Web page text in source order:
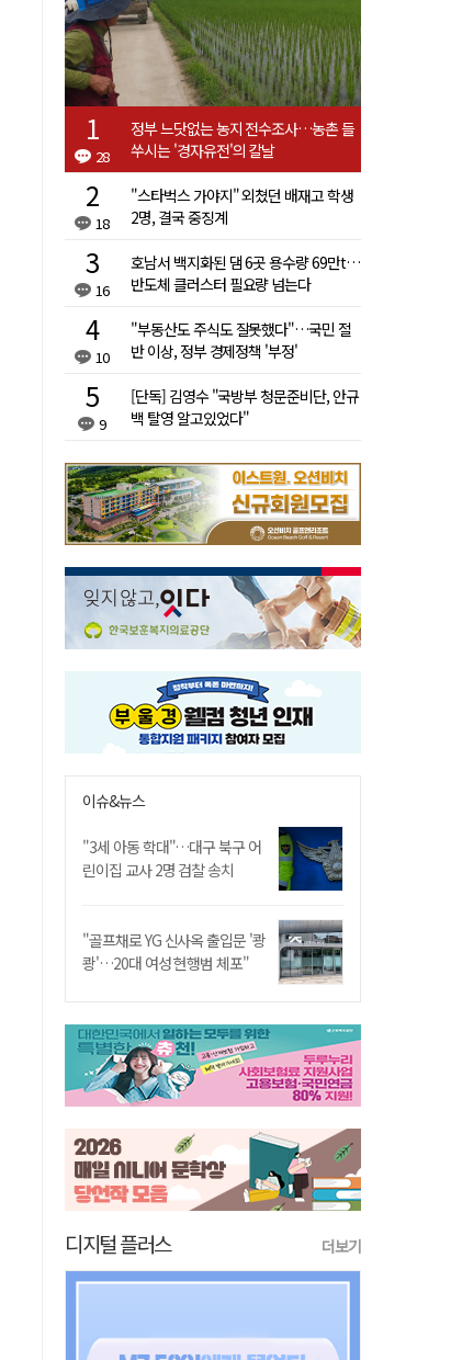
28
정부 느닷없는 농지 전수조사…농촌 들
쑤시는 '경자유전'의 칼날
18
"스타벅스 가야지" 외쳤던 배재고 학생
2명, 결국 중징계
16
호남서 백지화된 댐 6곳 용수량 69만t…
반도체 클러스터 필요량 넘는다
10
"부동산도 주식도 잘못했다"…국민 절
반 이상, 정부 경제정책 '부정'
9
[단독] 김영수 "국방부 청문준비단, 안규
백 탈영 알고있었다"
이슈&뉴스
"3세 아동 학대"…대구 북구 어
린이집 교사 2명 검찰 송치
"골프채로 YG 신사옥 출입문 '쾅
쾅'…20대 여성 현행범 체포"
디지털 플러스 더보기